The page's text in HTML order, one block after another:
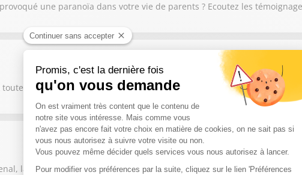
une paranoïa dans votre vie de parents ? Ecoutez les
les mamans qui écoutent : bougeons-nous ! On ne protège plus
la "tolérance zéro" promise tiendra-t-elle dans la rue ce soir ?